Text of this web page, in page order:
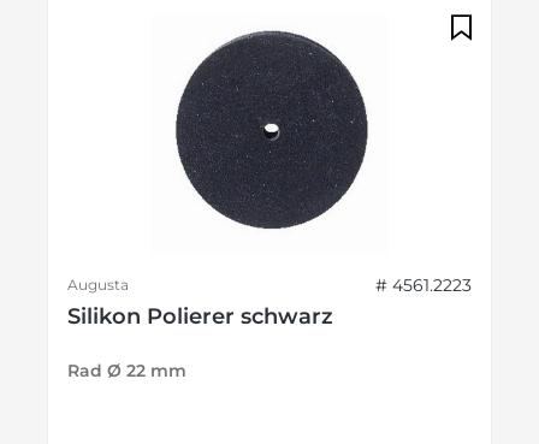
Augusta # 4561.2223
Silikon Polierer schwarz
Rad Ø 22 mm